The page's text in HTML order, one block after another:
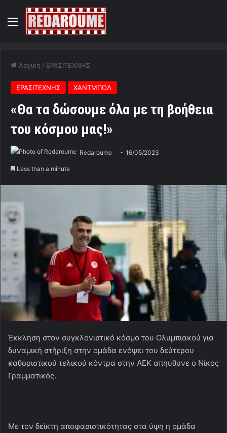
Menu
Αρχική / ΕΡΑΣΙΤΕΧΝΗΣ
ΕΡΑΣΙΤΕΧΝΗΣ ΧΑΝΤΜΠΟΛ
«Θα τα δώσουμε όλα με τη βοήθεια
του κόσμου μας!»
Redaroume 16/05/2023
Less than a minute
Έκκληση στον συγκλονιστικό κόσμο του Ολυμπιακού για
δυναμική στήριξη στην ομάδα ενόψει του δεύτερου
καθοριστικού τελικού κόντρα στην ΑΕΚ απηύθυνε ο Νίκος
Γραμματικός.
Με τον δείκτη αποφασιστικότητας στα ύψη η ομάδα